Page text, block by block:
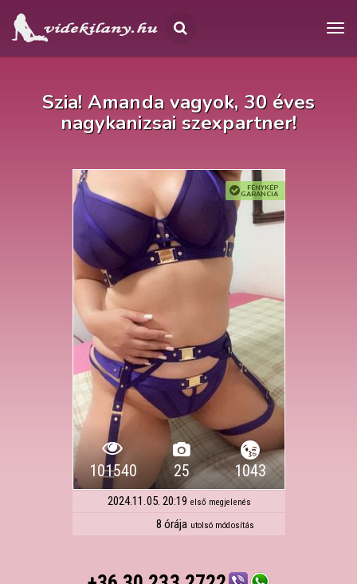
Szia! Amanda vagyok, 30 éves
nagykanizsai szexpartner!
FÉNYKÉP
GARANCIA
101540 25 1043
2024.11.05. 20:19 első megjelenés
8 órája utolsó módosítás